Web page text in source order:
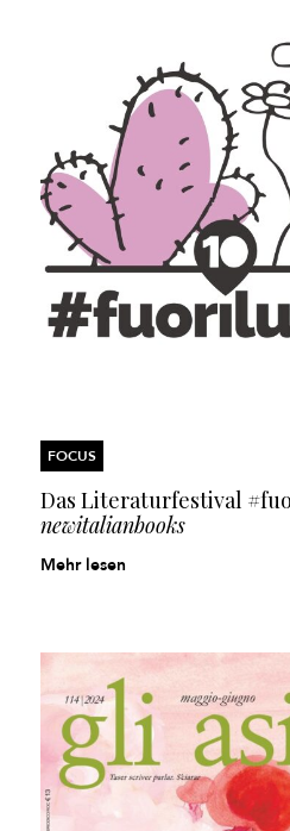
FOCUS
Das Literaturfestival
newitalianbooks
Mehr lesen